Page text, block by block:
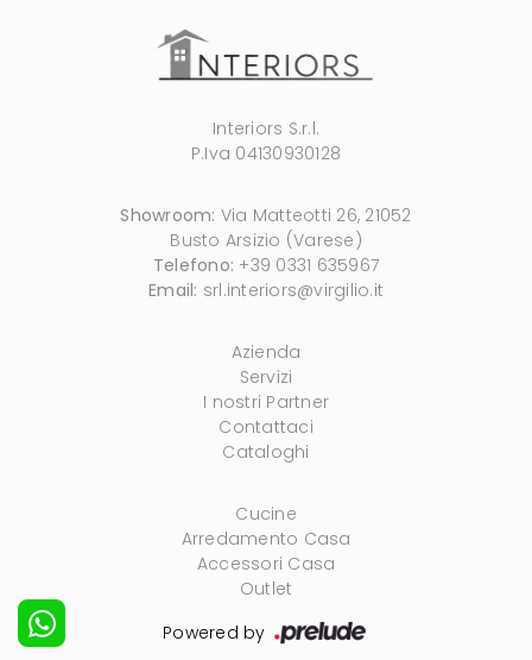
Interiors S.r.l.
P.Iva 04130930128
Showroom: Via Matteotti 26, 21052
Busto Arsizio (Varese)
Telefono: +39 0331 635967
Email: srl.interiors@virgilio.it
Azienda
Servizi
I nostri Partner
Contattaci
Cataloghi
Cucine
Arredamento Casa
Accessori Casa
Outlet
Powered by